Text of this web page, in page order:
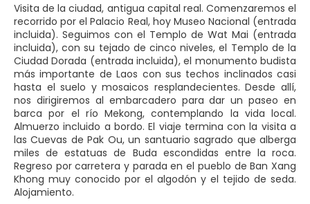
Visita de la ciudad, antigua capital real. Comenzaremos el
recorrido por el Palacio Real, hoy Museo Nacional (entrada
incluida). Seguimos con el Templo de Wat Mai (entrada
incluida), con su tejado de cinco niveles, el Templo de la
Ciudad Dorada (entrada incluida), el monumento budista
más importante de Laos con sus techos inclinados casi
hasta el suelo y mosaicos resplandecientes. Desde allí,
nos dirigiremos al embarcadero para dar un paseo en
barca por el río Mekong, contemplando la vida local.
Almuerzo incluido a bordo. El viaje termina con la visita a
las Cuevas de Pak Ou, un santuario sagrado que alberga
miles de estatuas de Buda escondidas entre la roca.
Regreso por carretera y parada en el pueblo de Ban Xang
Khong muy conocido por el algodón y el tejido de seda.
Alojamiento.